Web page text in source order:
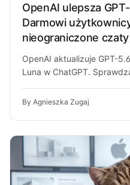
OpenAI ulepsza
Darmowi
nieograniczone
OpenAI aktualizuje GPT-
Luna w ChatGPT.
By Agnieszka Zugaj